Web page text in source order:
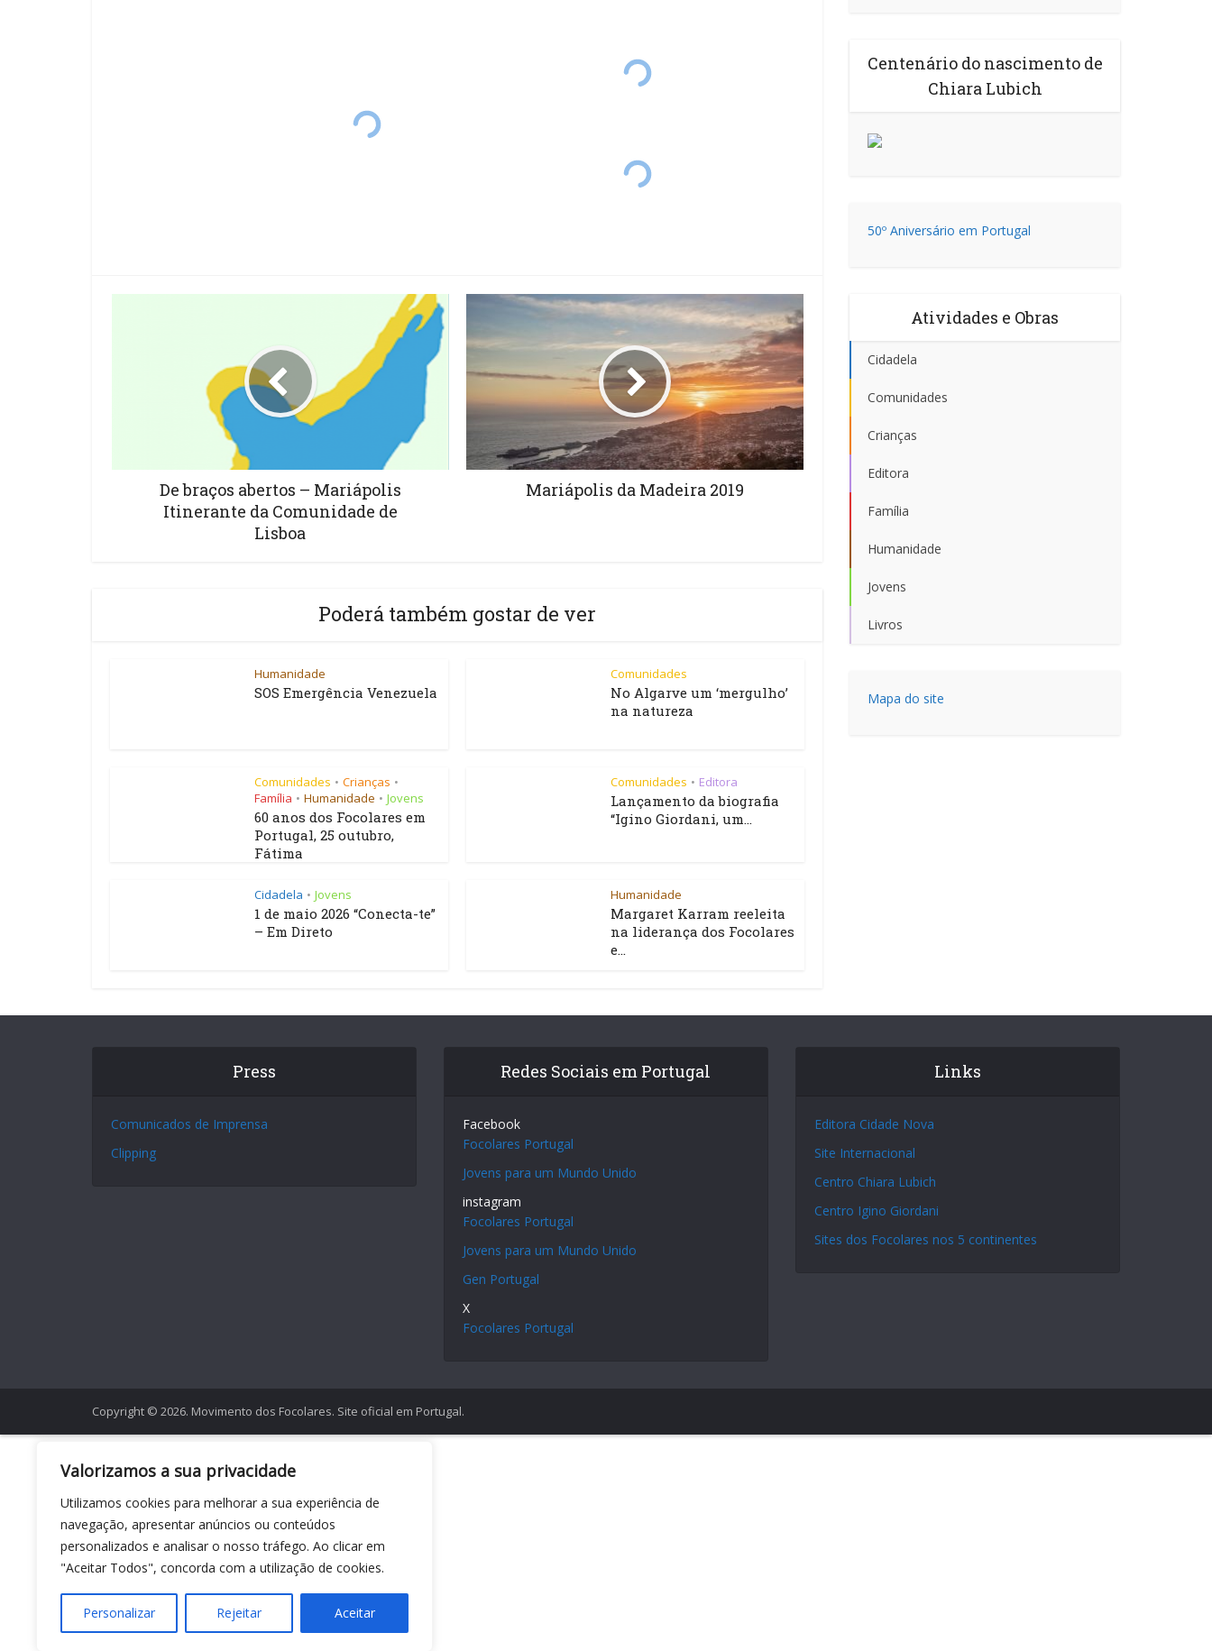
Valorizamos a sua privacidade
Utilizamos cookies para melhorar a sua experiência de
navegação, apresentar anúncios ou conteúdos
personalizados e analisar o nosso tráfego. Ao clicar em
"Aceitar Todos", concorda com a utilização de cookies.
Personalizar Rejeitar Aceitar
De braços abertos – Mariápolis
Itinerante da Comunidade de
Lisboa
Mariápolis da Madeira 2019
Poderá também gostar de ver
Humanidade
SOS Emergência Venezuela
Comunidades
No Algarve um ‘mergulho’
na natureza
Comunidades • Crianças •
Família • Humanidade • Jovens
60 anos dos Focolares em
Portugal, 25 outubro,
Fátima
Comunidades • Editora
Lançamento da biografia
“Igino Giordani, um...
Cidadela • Jovens
1 de maio 2026 “Conecta-te”
– Em Direto
Humanidade
Margaret Karram reeleita
na liderança dos Focolares
e...
Centenário do nascimento de
Chiara Lubich
50º Aniversário em Portugal
Atividades e Obras
Cidadela
Comunidades
Crianças
Editora
Família
Humanidade
Jovens
Livros
Mapa do site
Press
Comunicados de Imprensa
Clipping
Redes Sociais em Portugal
Facebook
Focolares Portugal
Jovens para um Mundo Unido
instagram
Focolares Portugal
Jovens para um Mundo Unido
Gen Portugal
X
Focolares Portugal
Links
Editora Cidade Nova
Site Internacional
Centro Chiara Lubich
Centro Igino Giordani
Sites dos Focolares nos 5 continentes
Copyright © 2026. Movimento dos Focolares. Site oficial em Portugal.